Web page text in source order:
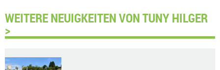
WEITERE NEUIGKEITEN VON TUNY HILGER
>